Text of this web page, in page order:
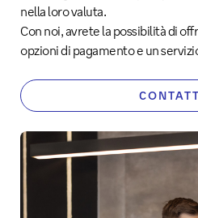
nella loro valuta.
Con noi, avrete la possibilità di
opzioni di pagamento e un